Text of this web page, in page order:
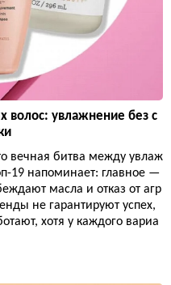
увлажнение без с
вечная битва между увлаж
19 напоминает: главное —
масла и отказ от агр
не гарантируют успех,
хотя у каждого вариа